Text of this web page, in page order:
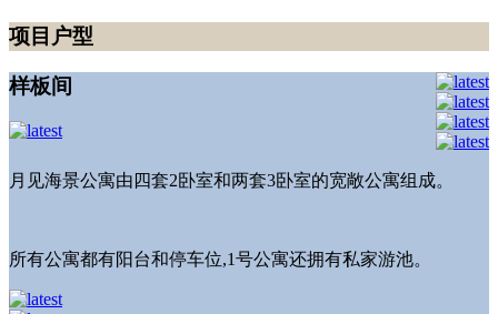
项目户型
月见海景公寓由四套2卧室和两套3卧室的宽敞公寓组成。
所有公寓都有阳台和停车位,1号公寓还拥有私家游池。
样板间